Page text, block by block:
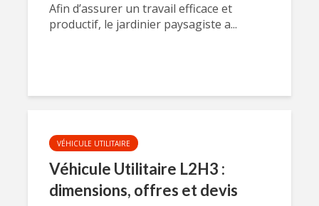
Afin d’assurer un travail efficace et
productif, le jardinier paysagiste a...
VÉHICULE UTILITAIRE
Véhicule Utilitaire L2H3 :
dimensions, offres et devis